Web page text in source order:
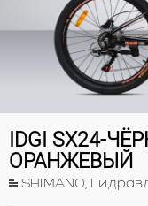
IDGI SX24-
ОРАНЖЕВЫЙ
SHIMANO,